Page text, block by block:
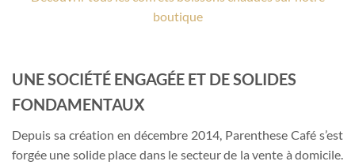
boutique
UNE SOCIÉTÉ ENGAGÉE ET DE SOLIDES
FONDAMENTAUX
Depuis sa création en décembre 2014, Parenthese Café s’est
forgée une solide place dans le secteur de la vente à domicile.